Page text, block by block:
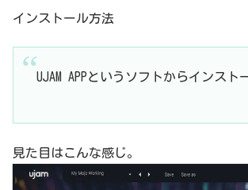
インストール方法
UJAM APPというソフトからインスト
見た目はこんな感じ。